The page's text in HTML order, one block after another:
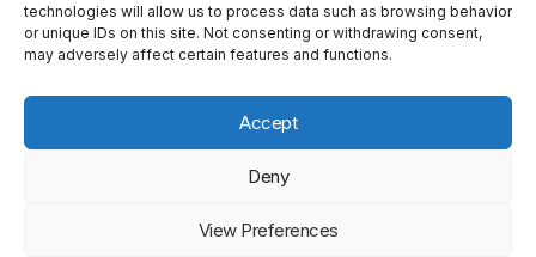
technologies will allow us to process data such as browsing behavior
or unique IDs on this site. Not consenting or withdrawing consent,
may adversely affect certain features and functions.
Accept
Deny
View Preferences
© 2026 Complejos Deportivos